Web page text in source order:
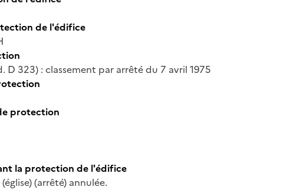
de l'édifice
D 323) : classement par arrêté du 7 avril 1975
protection
la protection de l'édifice
(arrêté) annulée.